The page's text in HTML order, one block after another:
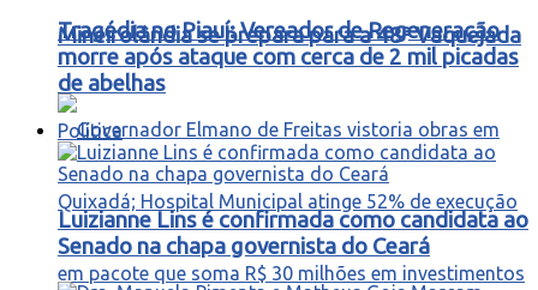
Mineirolândia se prepara para a 48ª Vaquejada
Tragédia no Piauí: Vereador de Regeneração
morre após ataque com cerca de 2 mil picadas
de abelhas
Política
Luizianne Lins é confirmada como candidata ao
Senado na chapa governista do Ceará